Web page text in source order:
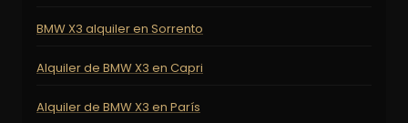
BMW X3 alquiler en Sorrento
Alquiler de BMW X3 en Capri
Alquiler de BMW X3 en París